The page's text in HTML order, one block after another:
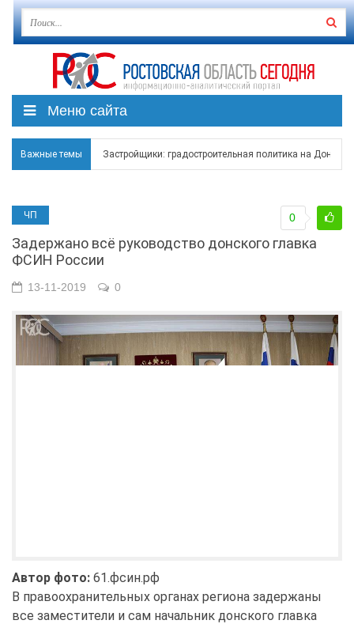
Меню сайта
Важные темы
В Чеховской библиотеке Таганрога открылась
В Ростове задержан подозреваемый в ночном
ЧП
Задержано всё руководство донского главка
ФСИН России
0
13-11-2019 0
Автор фото: 61.фсин.рф
В правоохранительных органах региона задержаны
все заместители и сам начальник донского главка